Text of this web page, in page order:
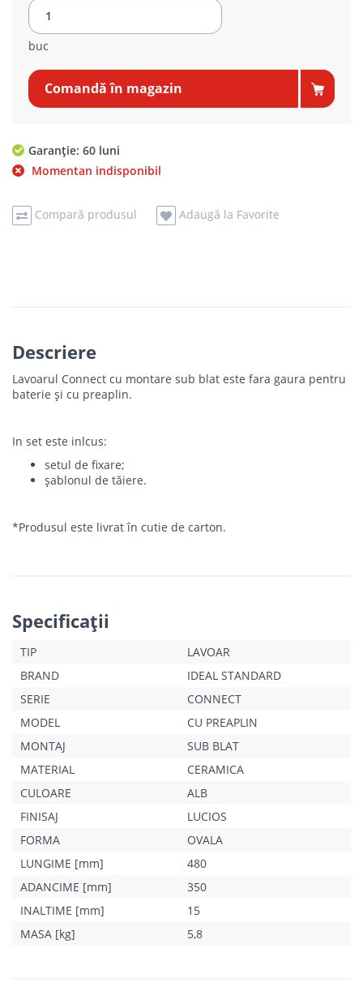
buc
Comandă în magazin
Garanție: 60 luni
Momentan indisponibil
Compară produsul Adaugă la Favorite
Descriere
Lavoarul Connect cu montare sub blat este fara gaura pentru
baterie și cu preaplin.
In set este inlcus:
setul de fixare;
șablonul de tăiere.
*Produsul este livrat în cutie de carton.
Specificaţii
TIP
LAVOAR
BRAND
IDEAL STANDARD
SERIE
CONNECT
MODEL
CU PREAPLIN
MONTAJ
SUB BLAT
MATERIAL
CERAMICA
CULOARE
ALB
FINISAJ
LUCIOS
FORMA
OVALA
LUNGIME [mm]
480
ADANCIME [mm]
350
INALTIME [mm]
15
MASA [kg]
5,8